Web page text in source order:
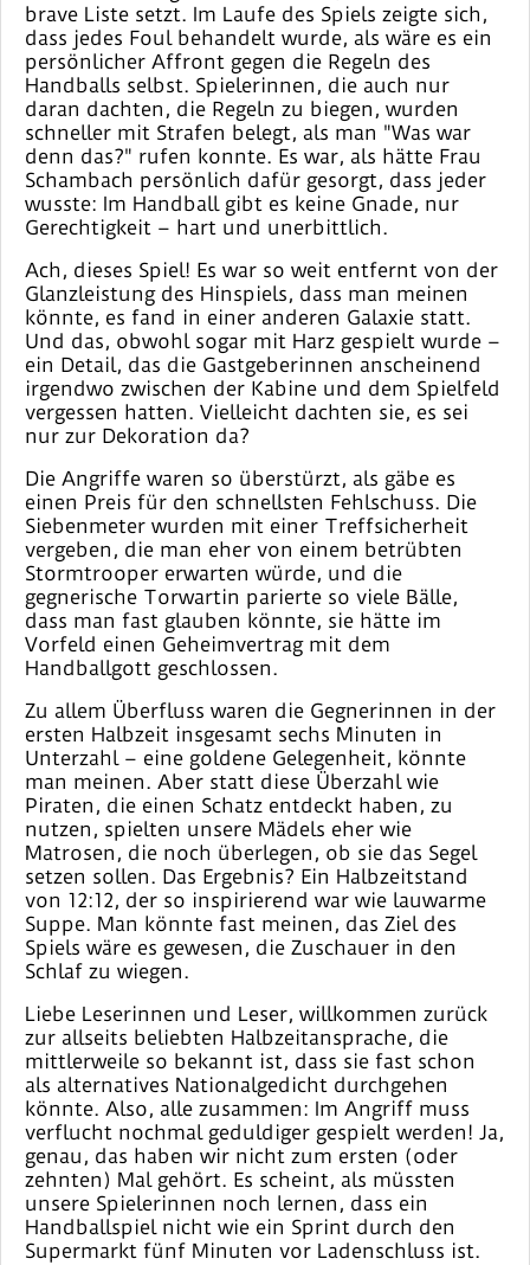
brave Liste setzt. Im Laufe des Spiels zeigte sich,
dass jedes Foul behandelt wurde, als wäre es ein
persönlicher Affront gegen die Regeln des
Handballs selbst. Spielerinnen, die auch nur
daran dachten, die Regeln zu biegen, wurden
schneller mit Strafen belegt, als man "Was war
denn das?" rufen konnte. Es war, als hätte Frau
Schambach persönlich dafür gesorgt, dass jeder
wusste: Im Handball gibt es keine Gnade, nur
Gerechtigkeit – hart und unerbittlich.
Ach, dieses Spiel! Es war so weit entfernt von der
Glanzleistung des Hinspiels, dass man meinen
könnte, es fand in einer anderen Galaxie statt.
Und das, obwohl sogar mit Harz gespielt wurde –
ein Detail, das die Gastgeberinnen anscheinend
irgendwo zwischen der Kabine und dem Spielfeld
vergessen hatten. Vielleicht dachten sie, es sei
nur zur Dekoration da?
Die Angriffe waren so überstürzt, als gäbe es
einen Preis für den schnellsten Fehlschuss. Die
Siebenmeter wurden mit einer Treffsicherheit
vergeben, die man eher von einem betrübten
Stormtrooper erwarten würde, und die
gegnerische Torwartin parierte so viele Bälle,
dass man fast glauben könnte, sie hätte im
Vorfeld einen Geheimvertrag mit dem
Handballgott geschlossen.
Zu allem Überfluss waren die Gegnerinnen in der
ersten Halbzeit insgesamt sechs Minuten in
Unterzahl – eine goldene Gelegenheit, könnte
man meinen. Aber statt diese Überzahl wie
Piraten, die einen Schatz entdeckt haben, zu
nutzen, spielten unsere Mädels eher wie
Matrosen, die noch überlegen, ob sie das Segel
setzen sollen. Das Ergebnis? Ein Halbzeitstand
von 12:12, der so inspirierend war wie lauwarme
Suppe. Man könnte fast meinen, das Ziel des
Spiels wäre es gewesen, die Zuschauer in den
Schlaf zu wiegen.
Liebe Leserinnen und Leser, willkommen zurück
zur allseits beliebten Halbzeitansprache, die
mittlerweile so bekannt ist, dass sie fast schon
als alternatives Nationalgedicht durchgehen
könnte. Also, alle zusammen: Im Angriff muss
verflucht nochmal geduldiger gespielt werden! Ja,
genau, das haben wir nicht zum ersten (oder
zehnten) Mal gehört. Es scheint, als müssten
unsere Spielerinnen noch lernen, dass ein
Handballspiel nicht wie ein Sprint durch den
Supermarkt fünf Minuten vor Ladenschluss ist.